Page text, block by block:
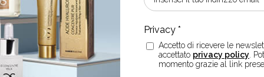
Accetto di ricevere le
accettato privacy policy .
momento grazie al link
ANCHE